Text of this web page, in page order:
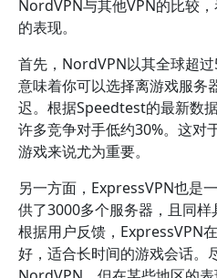
NordVPN与其他VPN的比较
的表现。
首先，NordVPN以其全球超
意味着你可以选择离游戏服务
迟。根据Speedtest的最新数
许多竞争对手低约30%。这对
游戏来说尤为重要。
另一方面，ExpressVPN也是
供了3000多个服务器，且同样
根据用户反馈，ExpressVPN
好，适合长时间的游戏会话。